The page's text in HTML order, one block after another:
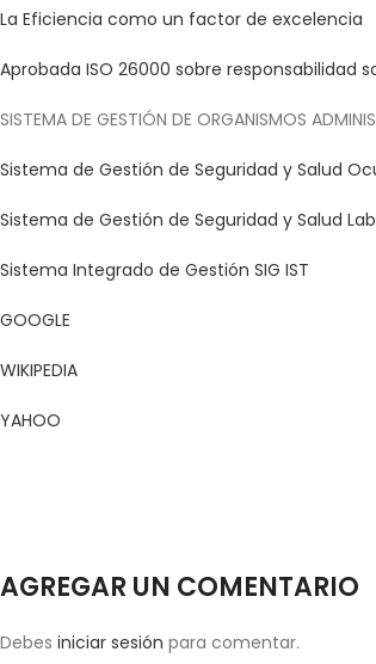
La Eficiencia como un factor de excelencia
Aprobada ISO 26000 sobre responsabilidad
SISTEMA DE GESTIÓN DE ORGANISMOS
Sistema de Gestión de Seguridad y Salud
Sistema de Gestión de Seguridad y Salud
Sistema Integrado de Gestión SIG IST
GOOGLE
WIKIPEDIA
YAHOO
AGREGAR UN COMENTARIO
Debes iniciar sesión para comentar.